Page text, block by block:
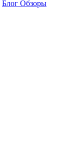
Блог Обзоры